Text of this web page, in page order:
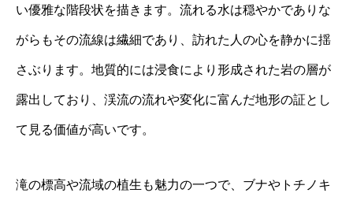
い優雅な階段状を描きます。流れる水は穏やかでありな
がらもその流線は繊細であり、訪れた人の心を静かに揺
さぶります。地質的には浸食により形成された岩の層が
露出しており、渓流の流れや変化に富んだ地形の証とし
て見る価値が高いです。
滝の標高や流域の植生も魅力の一つで、ブナやトチノキ